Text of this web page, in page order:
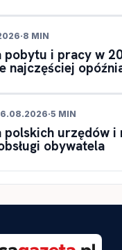
·8 MIN
pobytu i pracy w
najczęściej
6.08.2026·5 MIN
urzędów i
obywatela